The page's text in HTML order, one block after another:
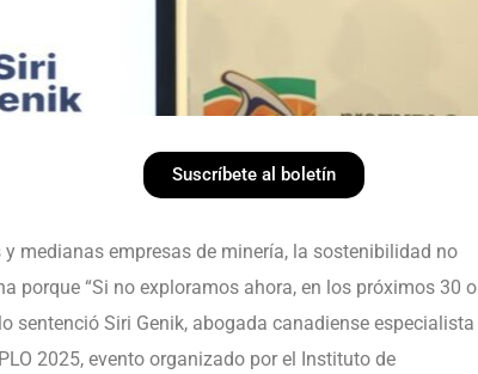
Suscríbete al boletín
medianas empresas de minería, la sostenibilidad no
porque “Si no exploramos ahora, en los próximos 30 o
sentenció Siri Genik, abogada canadiense especialista
2025, evento organizado por el Instituto de